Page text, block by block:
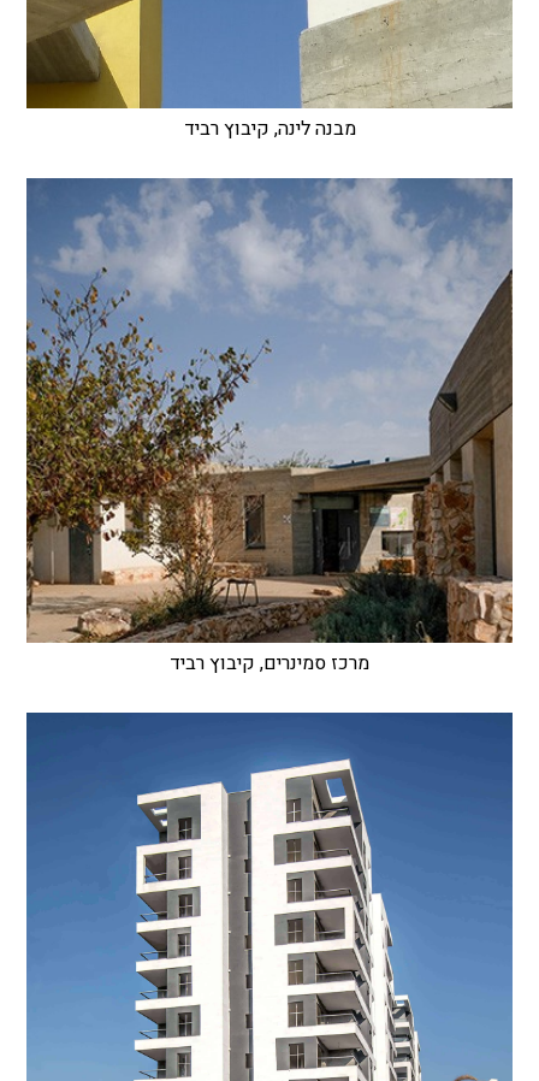
מבנה לינה, קיבוץ רביד
מרכז סמינרים, קיבוץ רביד